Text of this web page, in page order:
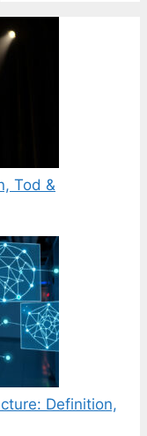
Tod &
Definition,